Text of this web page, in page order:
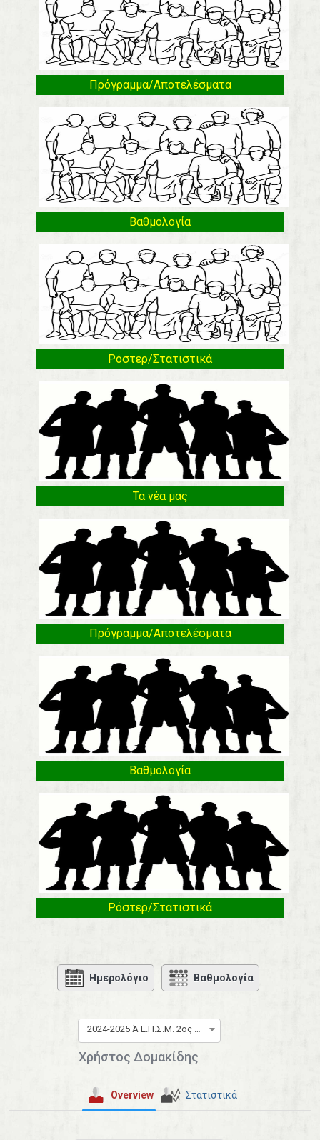
Πρόγραμμα/Αποτελέσματα
Βαθμολογία
Ρόστερ/Στατιστικά
Τα νέα μας
Πρόγραμμα/Αποτελέσματα
Βαθμολογία
Ρόστερ/Στατιστικά
Ημερολόγιο Βαθμολογία
2024-2025 Ά Ε.Π.Σ.Μ. 2ος Όμιλος
Χρήστος Δομακίδης
Overview Στατιστικά